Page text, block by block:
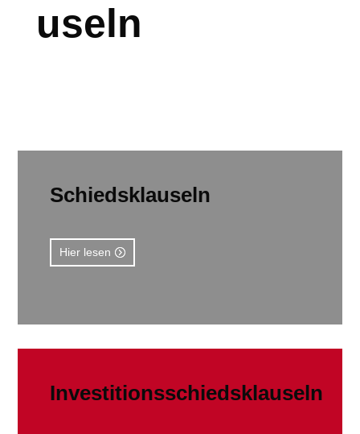
useln
Schiedsklauseln
Hier lesen
Investitionsschiedsklauseln